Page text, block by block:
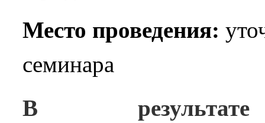
Место проведения:
семинара
В